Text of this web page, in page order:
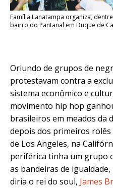
Família Lanatampa organiza,
bairro do Pantanal em Duque de
Oriundo de grupos de
protestavam contra a
sistema econômico e
movimento hip hop
brasileiros em meados da
depois dos primeiros rolês
de Los Angeles, na
periférica tinha um grupo
as bandeiras de
diria o rei do soul, James